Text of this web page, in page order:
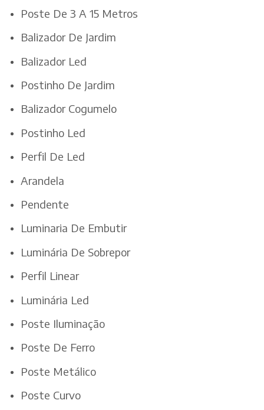
Poste De 3 A 15 Metros
Balizador De Jardim
Balizador Led
Postinho De Jardim
Balizador Cogumelo
Postinho Led
Perfil De Led
Arandela
Pendente
Luminaria De Embutir
Luminária De Sobrepor
Perfil Linear
Luminária Led
Poste Iluminação
Poste De Ferro
Poste Metálico
Poste Curvo